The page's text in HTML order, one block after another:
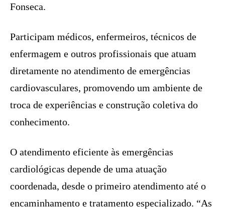
Fonseca.
Participam médicos, enfermeiros, técnicos de
enfermagem e outros profissionais que atuam
diretamente no atendimento de emergências
cardiovasculares, promovendo um ambiente de
troca de experiências e construção coletiva do
conhecimento.
O atendimento eficiente às emergências
cardiológicas depende de uma atuação
coordenada, desde o primeiro atendimento até o
encaminhamento e tratamento especializado. “As